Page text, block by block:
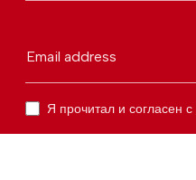
Email address
Я прочитал и согласен с